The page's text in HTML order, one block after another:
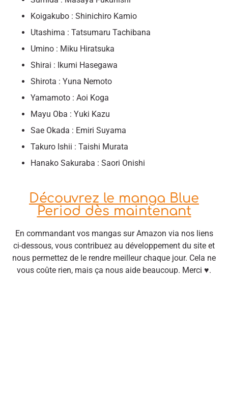
Koigakubo : Shinichiro Kamio
Utashima : Tatsumaru Tachibana
Umino : Miku Hiratsuka
Shirai : Ikumi Hasegawa
Shirota : Yuna Nemoto
Yamamoto : Aoi Koga
Mayu Oba : Yuki Kazu
Sae Okada : Emiri Suyama
Takuro Ishii : Taishi Murata
Hanako Sakuraba : Saori Onishi
Découvrez le manga Blue
Period dès maintenant
En commandant vos mangas sur Amazon via nos liens
ci-dessous, vous contribuez au développement du site et
nous permettez de le rendre meilleur chaque jour. Cela ne
vous coûte rien, mais ça nous aide beaucoup. Merci ♥.